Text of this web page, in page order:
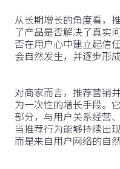
从长期增长的角度看，
了产品是否解决了真实
否在用户心中建立起信
会自然发生，并逐步形
对商家而言，推荐营销
为一次性的增长手段。
部分，与用户关系经营
当推荐行为能够持续出
而是来自用户网络的自然